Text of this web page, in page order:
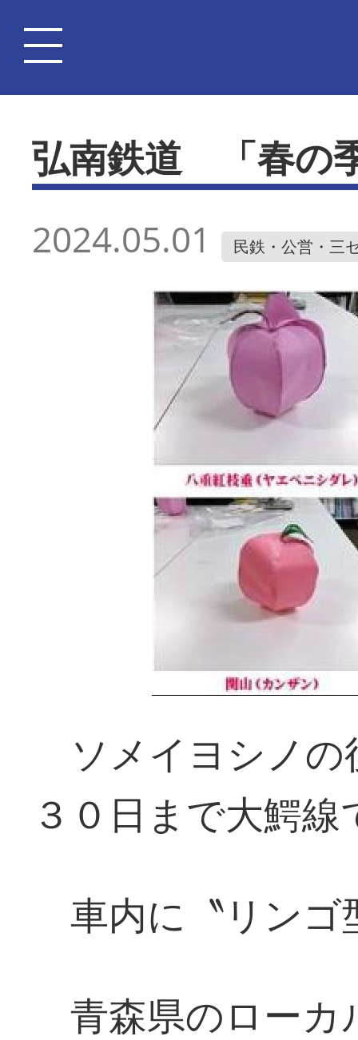
弘南鉄道 「春の
2024.05.01 民鉄・公営・三
ソメイヨシノ
３０日まで大鰐線
車内に〝リンゴ
青森県のローカ